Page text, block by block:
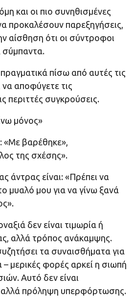
και οι πιο συνηθισμένες
προκαλέσουν παρεξηγήσεις,
αίσθηση ότι οι σύντροφοι
σύμπαντα.
πίσω από αυτές τις
αποφύγετε τις
περιττές συγκρούσεις.
μόνος»
«Με βαρέθηκε»,
της σχέσης».
άντρας είναι: «Πρέπει να
μυαλό μου για να γίνω ξανά
δεν είναι τιμωρία ή
αλλά τρόπος ανάκαμψης.
τα συναισθήματα για
– μερικές φορές αρκεί η σιωπή
Αυτό δεν είναι
αλλά πρόληψη υπερφόρτωσης.